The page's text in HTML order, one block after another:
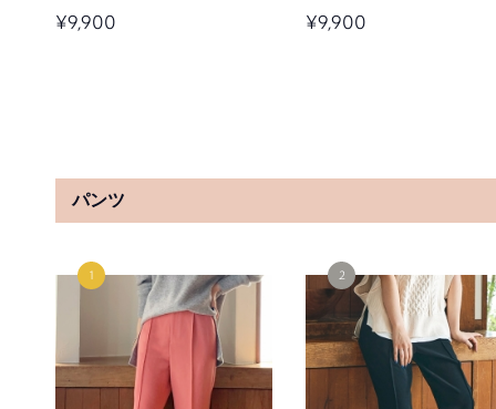
リボンレーススカート
¥19,800
リボンレーススカート
¥19,800
¥9,900 ¥9,900
SOLD OUT SOLD OUT
パンツ